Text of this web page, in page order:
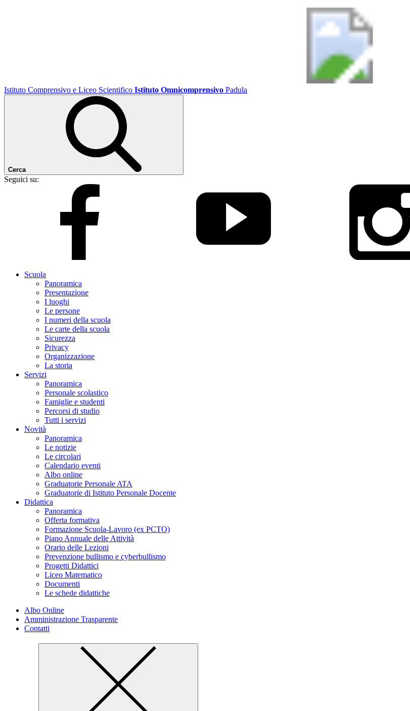
Istituto Comprensivo e Liceo Scientifico Istituto Omnicomprensivo Padula
Cerca
Seguici su:
Scuola
Panoramica
Presentazione
I luoghi
Le persone
I numeri della scuola
Le carte della scuola
Sicurezza
Privacy
Organizzazione
La storia
Servizi
Panoramica
Personale scolastico
Famiglie e studenti
Percorsi di studio
Tutti i servizi
Novità
Panoramica
Le notizie
Le circolari
Calendario eventi
Albo online
Graduatorie Personale ATA
Graduatorie di Istituto Personale Docente
Didattica
Panoramica
Offerta formativa
Formazione Scuola-Lavoro (ex PCTO)
Piano Annuale delle Attività
Orario delle Lezioni
Prevenzione bullismo e cyberbullismo
Progetti Didattici
Liceo Matematico
Documenti
Le schede didattiche
Albo Online
Amministrazione Trasparente
Contatti